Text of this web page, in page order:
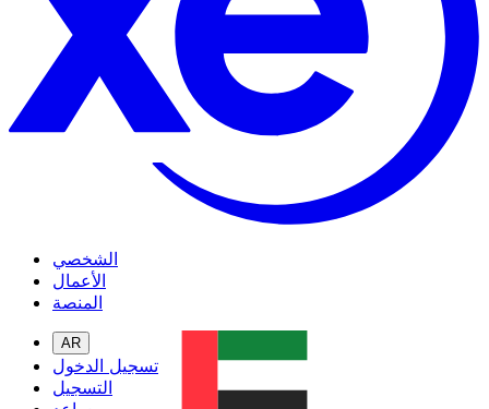
الشخصي
الأعمال
المنصة
AR
تسجيل الدخول
التسجيل